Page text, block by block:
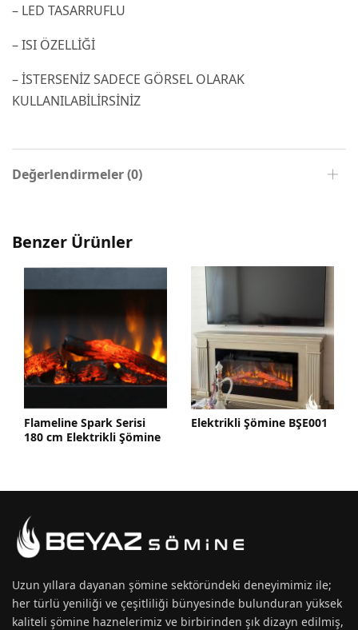
– LED TASARRUFLU
– ISI ÖZELLİĞİ
– İSTERSENİZ SADECE GÖRSEL OLARAK
KULLANILABİLİRSİNİZ
Değerlendirmeler (0)
Benzer Ürünler
Spark Serisi
Şömine
Elektrikli Şömine BŞE001 Elektrikli
Uzun yıllara dayananşömine sektöründeki deneyimimiz ile;
her türlü yeniliği ve çeşitliliği bünyesinde bulunduran yüksek
kaliteli şömine haznelerimiz ve birbirinden şık dizayn edilmiş,